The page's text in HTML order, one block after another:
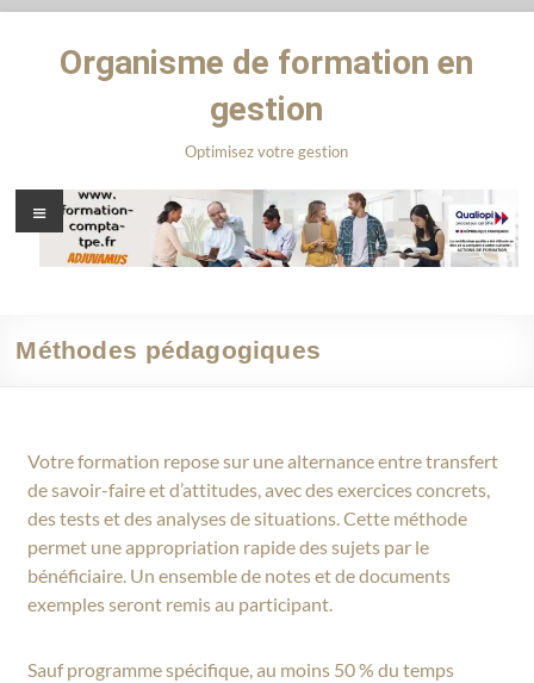
Organisme de formation en
gestion
Optimisez votre gestion
Méthodes pédagogiques
Votre formation repose sur une alternance entre transfert
de savoir-faire et d’attitudes, avec des exercices concrets,
des tests et des analyses de situations. Cette méthode
permet une appropriation rapide des sujets par le
bénéficiaire. Un ensemble de notes et de documents
exemples seront remis au participant.
Sauf programme spécifique, au moins 50 % du temps